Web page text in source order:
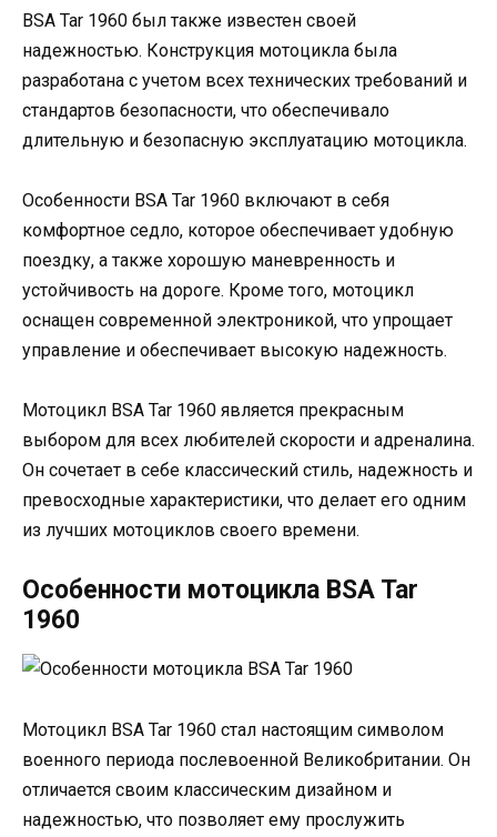
BSA Tar 1960 был также известен своей
надежностью. Конструкция мотоцикла была
разработана с учетом всех технических требований и
стандартов безопасности, что обеспечивало
длительную и безопасную эксплуатацию мотоцикла.
Особенности BSA Tar 1960 включают в себя
комфортное седло, которое обеспечивает удобную
поездку, а также хорошую маневренность и
устойчивость на дороге. Кроме того, мотоцикл
оснащен современной электроникой, что упрощает
управление и обеспечивает высокую надежность.
Мотоцикл BSA Tar 1960 является прекрасным
выбором для всех любителей скорости и адреналина.
Он сочетает в себе классический стиль, надежность и
превосходные характеристики, что делает его одним
из лучших мотоциклов своего времени.
Особенности мотоцикла BSA Tar
1960
Мотоцикл BSA Tar 1960 стал настоящим символом
военного периода послевоенной Великобритании. Он
отличается своим классическим дизайном и
надежностью, что позволяет ему прослужить